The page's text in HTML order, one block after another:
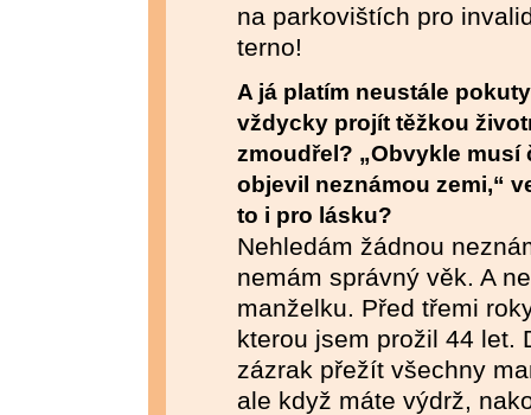
na parkovištích pro
terno!
A já platím neustále
vždycky projít těžkou
zmoudřel? „Obvykle musí
objevil neznámou zemi,“
to i pro lásku?
Nehledám žádnou
nemám správný věk. A
manželku. Před třemi
kterou jsem prožil 44 let.
zázrak přežít všechny
ale když máte výdrž,